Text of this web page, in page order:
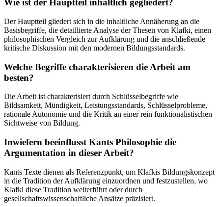
Wie ist der Hauptteil inhaltlich gegliedert?
Der Hauptteil gliedert sich in die inhaltliche Annäherung an die
Basisbegriffe, die detaillierte Analyse der Thesen von Klafki, einen
philosophischen Vergleich zur Aufklärung und die anschließende
kritische Diskussion mit den modernen Bildungsstandards.
Welche Begriffe charakterisieren die Arbeit am
besten?
Die Arbeit ist charakterisiert durch Schlüsselbegriffe wie
Bildsamkeit, Mündigkeit, Leistungsstandards, Schlüsselprobleme,
rationale Autonomie und die Kritik an einer rein funktionalistischen
Sichtweise von Bildung.
Inwiefern beeinflusst Kants Philosophie die
Argumentation in dieser Arbeit?
Kants Texte dienen als Referenzpunkt, um Klafkis Bildungskonzept
in die Tradition der Aufklärung einzuordnen und festzustellen, wo
Klafki diese Tradition weiterführt oder durch
gesellschaftswissenschaftliche Ansätze präzisiert.